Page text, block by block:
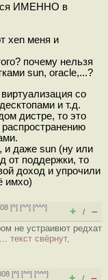
ИМЕННО в
xen меня и
почему нельзя
sun, oracle,...?
со
и т.д.
дистре, то это
и даже sun (ну или
от поддержки, то
доход и упрочили
имхо)
[^] [^^] [^^^]
+ / –
не устраивют редхат
текст свёрнут,
[^] [^^] [^^^]
+ –